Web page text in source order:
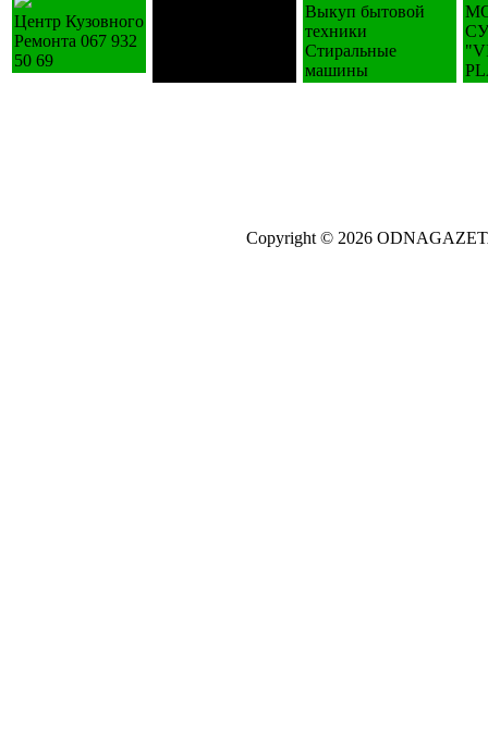
Центр Кузовного
Ремонта 067 932
50 69
Выкуп бытовой
техники
Стиральные
машины
Copyright © 2026